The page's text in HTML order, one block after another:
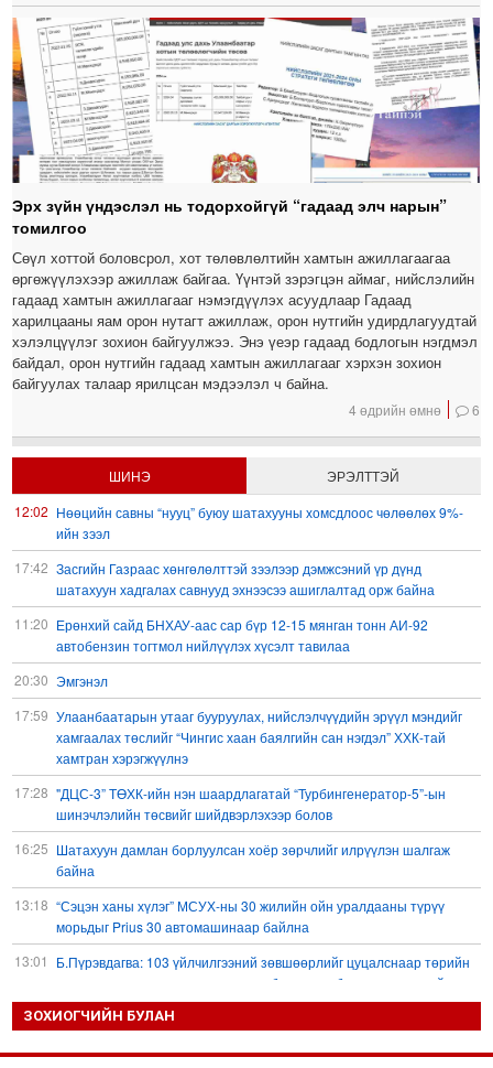
Эрх зүйн үндэслэл нь тодорхойгүй “гадаад элч нарын”
томилгоо
Сөүл хоттой боловсрол, хот төлөвлөлтийн хамтын ажиллагаагаа
өргөжүүлэхээр ажиллаж байгаа. Үүнтэй зэрэгцэн аймаг, нийслэлийн
гадаад хамтын ажиллагааг нэмэгдүүлэх асуудлаар Гадаад
харилцааны яам орон нутагт ажиллаж, орон нутгийн удирдлагуудтай
хэлэлцүүлэг зохион байгуулжээ. Энэ үеэр гадаад бодлогын нэгдмэл
байдал, орон нутгийн гадаад хамтын ажиллагааг хэрхэн зохион
байгуулах талаар ярилцсан мэдээлэл ч байна.
4 өдрийн өмнө 6
ШИНЭ
ЭРЭЛТТЭЙ
12:02 Нөөцийн савны “нууц” буюу шатахууны хомсдлоос чөлөөлөх 9%-
ийн зээл
17:42 Засгийн Газраас хөнгөлөлттэй зээлээр дэмжсэний үр дүнд
шатахуун хадгалах савнууд эхнээсээ ашиглалтад орж байна
11:20 Ерөнхий сайд БНХАУ-аас сар бүр 12-15 мянган тонн АИ-92
автобензин тогтмол нийлүүлэх хүсэлт тавилаа
20:30 Эмгэнэл
17:59 Улаанбаатарын утааг бууруулах, нийслэлчүүдийн эрүүл мэндийг
хамгаалах төслийг “Чингис хаан баялгийн сан нэгдэл” ХХК-тай
хамтран хэрэгжүүлнэ
17:28 "ДЦС-3” ТӨХК-ийн нэн шаардлагатай “Турбингенератор-5”-ын
шинэчлэлийн төсвийг шийдвэрлэхээр болов
16:25 Шатахуун дамлан борлуулсан хоёр зөрчлийг илрүүлэн шалгаж
байна
13:18 “Сэцэн ханы хүлэг” МСУХ-ны 30 жилийн ойн уралдааны түрүү
морьдыг Prius 30 автомашинаар байлна
13:01
Б.Пүрэвдагва: 103 үйлчилгээний зөвшөөрлийг цуцалснаар төрийн
хүнд суртал, олон шат дамжлагыг бууруулж, бизнесээ саадгүй
өргөжүүлэх боломжтой боллоо
шийдвэрлэхийг хүсвэл зэвсэг нийлүүлэхээ зогсоох ёстой гэжээ
ЗОХИОГЧИЙН БУЛАН